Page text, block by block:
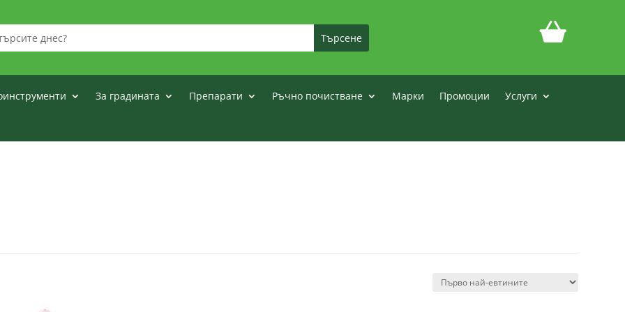
За градината Препарати Ръчно почистване Марки Промоции
Услуги